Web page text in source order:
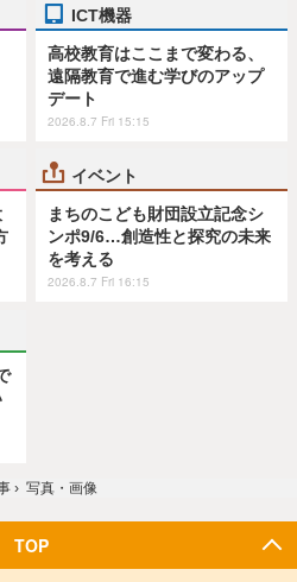
ICT機器
高校教育はここまで変わる、
遠隔教育で進む学びのアップ
デート
2026.8.7 Fri 15:15
イベント
まちのこども財団設立記念シ
ンポ9/6…創造性と探究の未来
を考える
2026.8.7 Fri 16:15
› 写真・画像
TOP